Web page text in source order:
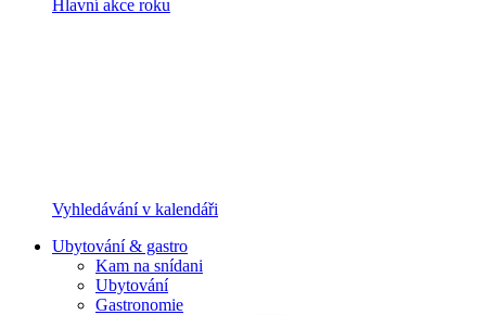
Hlavní akce roku
Vyhledávání v kalendáři
Ubytování & gastro
Kam na snídani
Ubytování
Gastronomie